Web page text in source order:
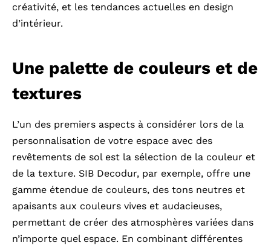
créativité, et les tendances actuelles en design
d’intérieur.
Une palette de couleurs et de
textures
L’un des premiers aspects à considérer lors de la
personnalisation de votre espace avec des
revêtements de sol est la sélection de la couleur et
de la texture. SIB Decodur, par exemple, offre une
gamme étendue de couleurs, des tons neutres et
apaisants aux couleurs vives et audacieuses,
permettant de créer des atmosphères variées dans
n’importe quel espace. En combinant différentes